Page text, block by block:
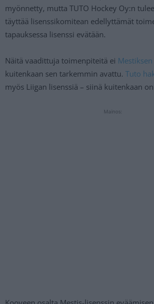
myönnetty, mutta TUTO Hockey Oy:n
täyttää lisenssikomitean edellyttämät
tapauksessa lisenssi evätään.
Näitä vaadittuja toimenpiteitä ei
kuitenkaan sen tarkemmin avattu. Tuto
myös Liigan lisenssiä – siinä kuitenkaan
Mainos: